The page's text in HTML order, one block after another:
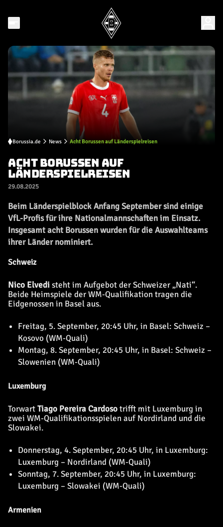
Borussia.de News Acht Borussen auf Länderspielreisen
ACHT BORUSSEN AUF
LÄNDERSPIELREISEN
29.08.2025
Beim Länderspielblock Anfang September sind einige
VfL-Profis für ihre Nationalmannschaften im Einsatz.
Insgesamt acht Borussen wurden für die Auswahlteams
ihrer Länder nominiert.
Schweiz
Nico Elvedi steht im Aufgebot der Schweizer „Nati“.
Beide Heimspiele der WM-Qualifikation tragen die
Eidgenossen in Basel aus.
Freitag, 5. September, 20:45 Uhr, in Basel: Schweiz –
Kosovo (WM-Quali)
Montag, 8. September, 20:45 Uhr, in Basel: Schweiz –
Slowenien (WM-Quali)
Luxemburg
TorwartTiago Pereira Cardosotrifft mit Luxemburg in
zwei WM-Qualifikationsspielen auf Nordirland und die
Slowakei.
Donnerstag, 4. September, 20:45 Uhr, in Luxemburg:
Luxemburg – Nordirland (WM-Quali)
Sonntag, 7. September, 20:45 Uhr, in Luxemburg:
Luxemburg – Slowakei (WM-Quali)
Armenien